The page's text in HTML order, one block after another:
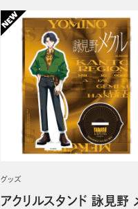
グッズ
アクリルスタンド 詠見野